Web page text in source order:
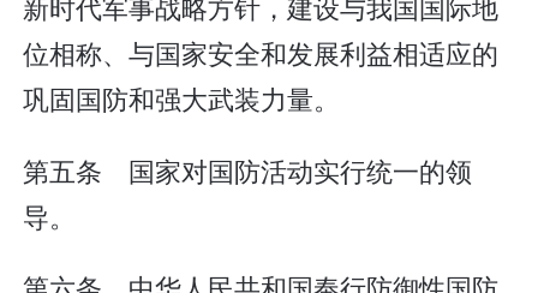
位相称、与国家安全和发展利益相适应的
巩固国防和强大武装力量。
第五条 国家对国防活动实行统一的领
导。